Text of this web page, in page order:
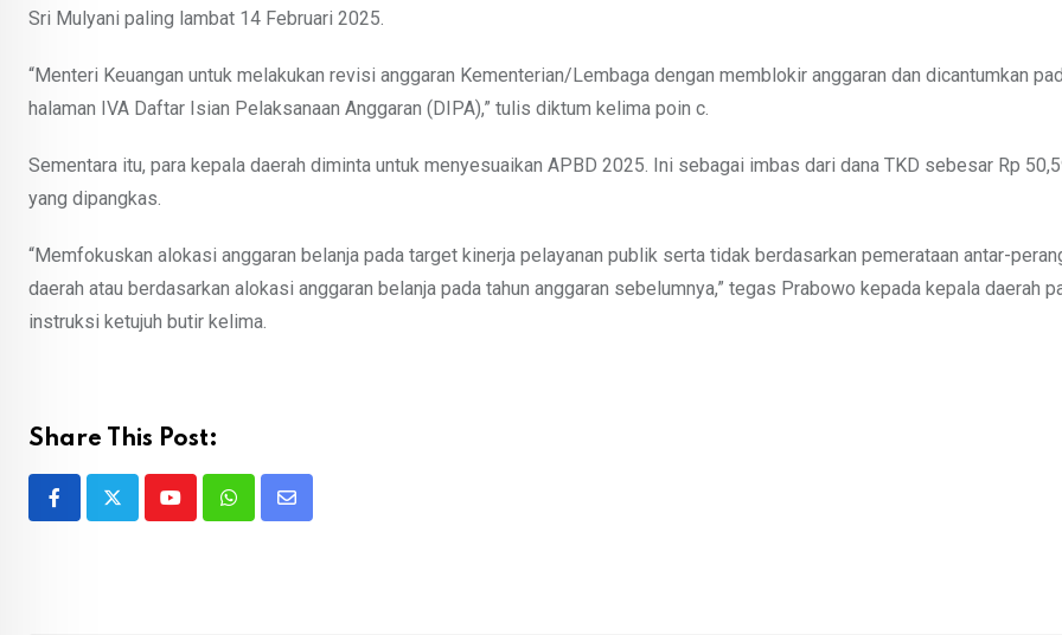
Sri Mulyani paling lambat 14 Februari 2025.
“Menteri Keuangan untuk melakukan revisi anggaran Kementerian/Lembaga dengan memblokir anggaran dan dicantumkan
halaman IVA Daftar Isian Pelaksanaan Anggaran (DIPA),” tulis diktum kelima poin c.
Sementara itu, para kepala daerah diminta untuk menyesuaikan APBD 2025. Ini sebagai imbas dari dana TKD sebesar Rp
yang dipangkas.
“Memfokuskan alokasi anggaran belanja pada target kinerja pelayanan publik serta tidak berdasarkan pemerataan antar-
daerah atau berdasarkan alokasi anggaran belanja pada tahun anggaran sebelumnya,” tegas Prabowo kepada kepala daerah
instruksi ketujuh butir kelima.
Share This Post:
YoutubeWhatsappShare